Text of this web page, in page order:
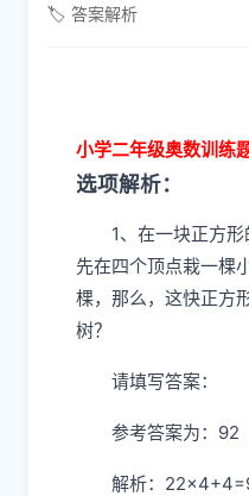
🏷️ 答案解析
小学二年级奥数训练
选项解析：
1、在一块正方形
先在四个顶点栽一棵
棵，那么，这快正方
树？
请填写答案：
参考答案为：92
解析：